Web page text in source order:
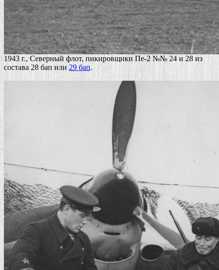
1943 г., Северный флот, пикировщики Пе-2 №№ 24 и 28 из
состава 28 бап или29 бап.